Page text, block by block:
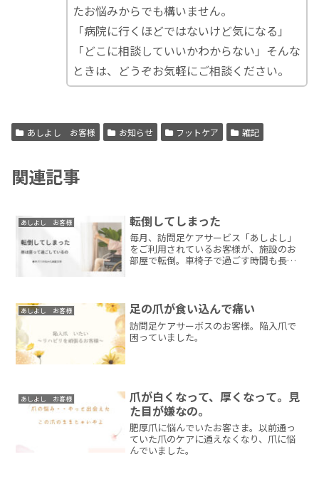
たお悩みからでも構いません。
「病院に行くほどではないけど気になる」
「どこに相談していいかわからない」そんな
ときは、どうぞお気軽にご相談ください。
あしよし お客様 お知らせ フットケア 雑記
関連記事
あしよし お客様 転倒してしまった
毎月、訪問足ケアサービス「あしよし」
をご利用されているお客様が、施設のお
部屋で転倒。車椅子で過ごす時間も長
あしよし お客様 足の爪が食い込んで痛い
訪問足ケアサーボスのお客様。陥入爪で
困っていました。
あしよし お客様
爪が白くなって、厚くなって。見
た目が嫌なの。
肥厚爪に悩んでいたお客さま。以前通っ
ていた爪のケアに通えなくなり、爪に悩
んでいました。